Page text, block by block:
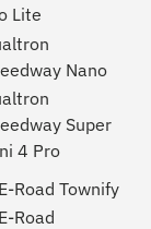
Lite
Nano
Super
4 Pro
E-Road Townify
E-Road